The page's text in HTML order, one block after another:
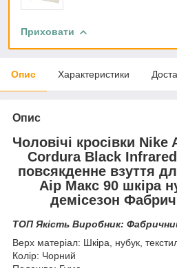
Приховати
Опис Характеристики
Опис
Чоловічі кросівки
Cordura Black
повсякденне взуття
Аір Макс 90 шкіра
демісезон
ТОП Якість Виробник:
Верх матеріал: Шкіра, нубук,
Колір: Чорний